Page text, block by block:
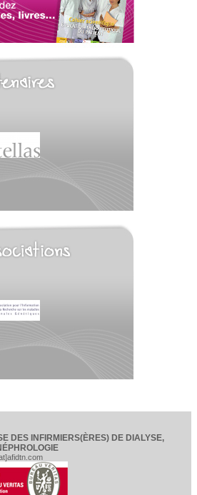
voir tous les partenaires
DES INFIRMIERS(ÈRES) DE DIALYSE,